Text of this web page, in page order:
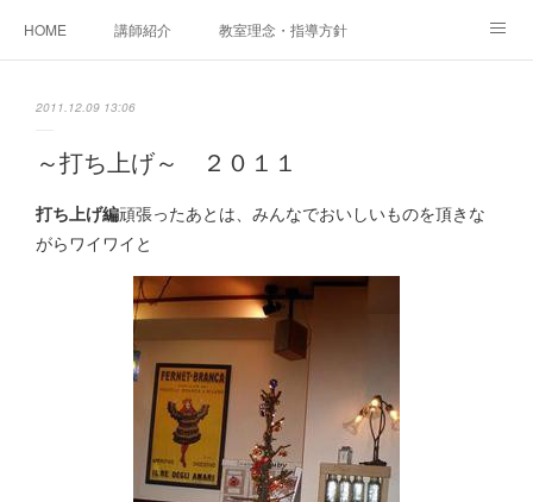
HOME 講師紹介 教室理念・指導方針
ご相談・体験レッスンお申し込み
アクセス 演奏スケジュール
2011.12.09 13:06
～打ち上げ～ ２０１１
打ち上げ編頑張ったあとは、みんなでおいしいものを頂きな
がらワイワイと